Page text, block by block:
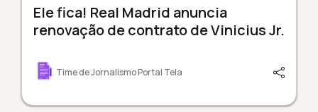
Ele fica! Real Madrid anuncia
renovação de contrato de Vinicius Jr.
Time de Jornalismo Portal Tela